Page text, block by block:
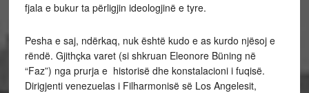
fjala e bukur ta përligjin ideologjinë e tyre.
Pesha e saj, ndërkaq, nuk është kudo e as kurdo njësoj e
rëndë. Gjithçka varet (si shkruan Eleonore Büning në
“Faz”) nga prurja e historisë dhe konstalacioni i fuqisë.
Dirigjenti venezuelas i Filharmonisë së Los Angelesit,